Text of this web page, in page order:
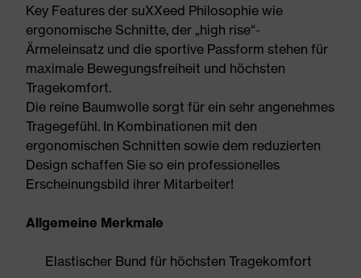
Key Features der suXXeed Philosophie wie
ergonomische Schnitte, der „high rise“-
Ärmeleinsatz und die sportive Passform stehen für
maximale Bewegungsfreiheit und höchsten
Tragekomfort.
Die reine Baumwolle sorgt für ein sehr angenehmes
Tragegefühl. In Kombinationen mit den
ergonomischen Schnitten sowie dem reduzierten
Design schaffen Sie so ein professionelles
Erscheinungsbild ihrer Mitarbeiter!
Allgemeine Merkmale
Elastischer Bund für höchsten Tragekomfort